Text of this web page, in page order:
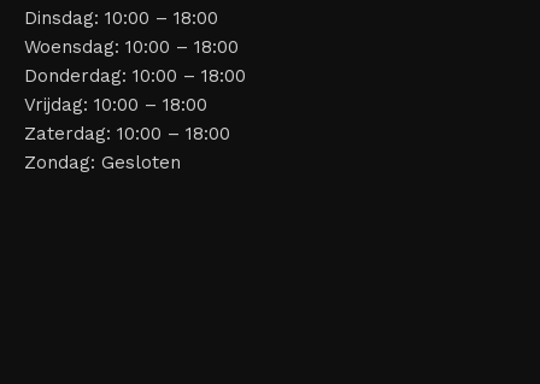
Dinsdag: 10:00 – 18:00
Woensdag: 10:00 – 18:00
Donderdag: 10:00 – 18:00
Vrijdag: 10:00 – 18:00
Zaterdag: 10:00 – 18:00
Zondag: Gesloten